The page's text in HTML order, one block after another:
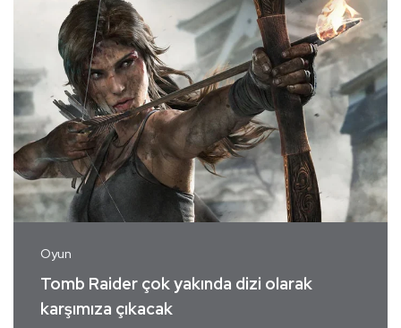
Oyun
Tomb Raider çok yakında dizi olarak
karşımıza çıkacak